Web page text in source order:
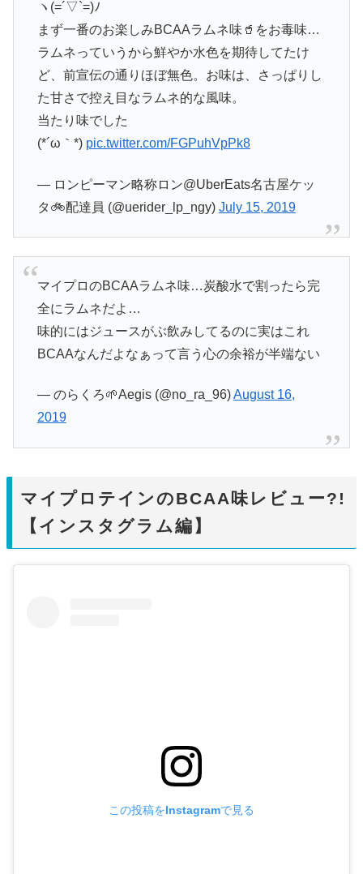
ヽ(=´▽`=)ﾉ
まず一番のお楽しみBCAAラムネ味🥤をお毒味…
ラムネっていうから鮮やか水色を期待してたけ
ど、前宣伝の通りほぼ無色。お味は、さっぱりし
た甘さで控え目なラムネ的な風味。
当たり味でした
(*´ω｀*) pic.twitter.com/FGPuhVpPk8
— ロンピーマン略称ロン@UberEats名古屋ケッ
タ🚲配達員 (@uerider_lp_ngy) July 15, 2019
マイプロのBCAAラムネ味…炭酸水で割ったら完
全にラムネだよ…
味的にはジュースがぶ飲みしてるのに実はこれ
BCAAなんだよなぁって言う心の余裕が半端ない
— のらくろ🌱Aegis (@no_ra_96)August 16,
2019
マイプロテインのBCAA味レビュー?!
【インスタグラム編】
この投稿をInstagramで見る